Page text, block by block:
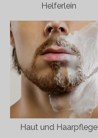
Helferlein
Haut und Haarpflege